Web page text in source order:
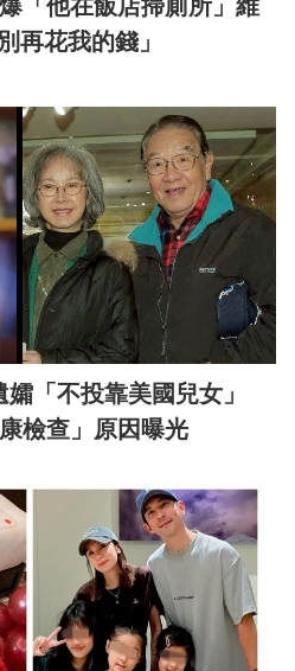
「他在飯店掃廁所」維
花我的錢」
孀「不投靠美國兒女」
檢查」原因曝光